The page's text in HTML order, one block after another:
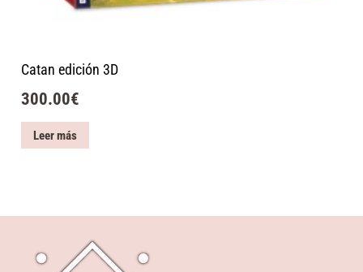
Catan edición 3D
300.00€
Leer más